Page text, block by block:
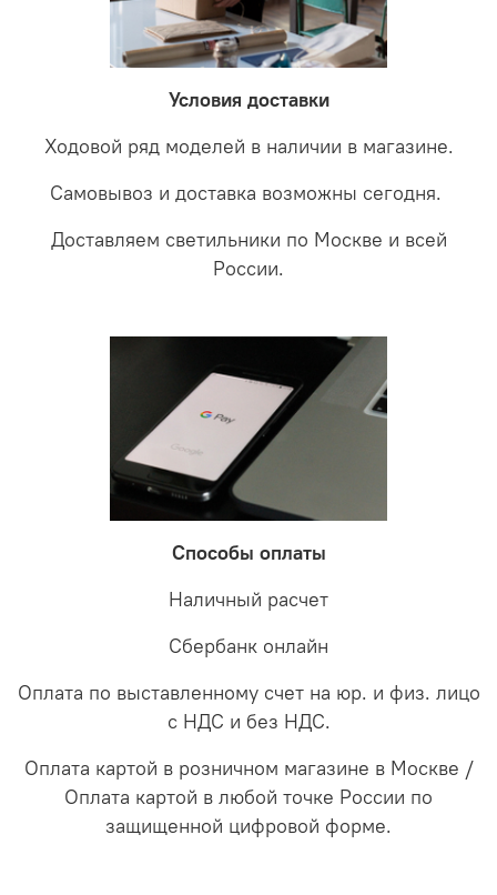
светильники на экспертизу производителю. После
проверки будет выясненная причина поломки и
соотношении с светодиодными. В этом случае покупая
LED светильники не только экономите деньги но еще
забудете что такое тусклость и недостаток освещения.
Условия доставки
Ходовой ряд моделей в наличии в магазине.
Самовывоз и доставка возможны сегодня.
Доставляем светильники по Москве и всей
России.
Способы оплаты
Наличный расчет
Сбербанк онлайн
Оплата по выставленному счет на юр. и физ. лицо
с НДС и без НДС.
Оплата картой в розничном магазине в Москве /
Оплата картой в любой точке России по
защищенной цифровой форме.